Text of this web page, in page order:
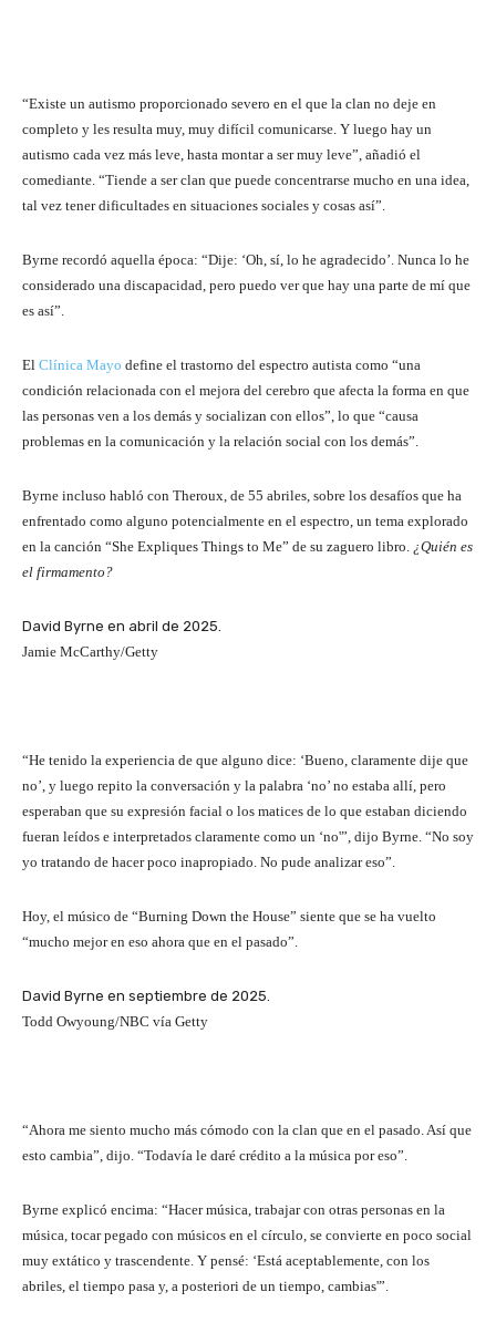
“Existe un autismo proporcionado severo en el que la clan no deje en
completo y les resulta muy, muy difícil comunicarse. Y luego hay un
autismo cada vez más leve, hasta montar a ser muy leve”, añadió el
comediante. “Tiende a ser clan que puede concentrarse mucho en una idea,
tal vez tener dificultades en situaciones sociales y cosas así”.
Byrne recordó aquella época: “Dije: ‘Oh, sí, lo he agradecido’. Nunca lo he
considerado una discapacidad, pero puedo ver que hay una parte de mí que
es así”.
El Clínica Mayo define el trastorno del espectro autista como “una
condición relacionada con el mejora del cerebro que afecta la forma en que
las personas ven a los demás y socializan con ellos”, lo que “causa
problemas en la comunicación y la relación social con los demás”.
Byrne incluso habló con Theroux, de 55 abriles, sobre los desafíos que ha
enfrentado como alguno potencialmente en el espectro, un tema explorado
en la canción “She Expliques Things to Me” de su zaguero libro. ¿Quién es
el firmamento?
David Byrne en abril de 2025.
Jamie McCarthy/Getty
“He tenido la experiencia de que alguno dice: ‘Bueno, claramente dije que
no’, y luego repito la conversación y la palabra ‘no’ no estaba allí, pero
esperaban que su expresión facial o los matices de lo que estaban diciendo
fueran leídos e interpretados claramente como un ‘no'”, dijo Byrne. “No soy
yo tratando de hacer poco inapropiado. No pude analizar eso”.
Hoy, el músico de “Burning Down the House” siente que se ha vuelto
“mucho mejor en eso ahora que en el pasado”.
David Byrne en septiembre de 2025.
Todd Owyoung/NBC vía Getty
“Ahora me siento mucho más cómodo con la clan que en el pasado. Así que
esto cambia”, dijo. “Todavía le daré crédito a la música por eso”.
Byrne explicó encima: “Hacer música, trabajar con otras personas en la
música, tocar pegado con músicos en el círculo, se convierte en poco social
muy extático y trascendente. Y pensé: ‘Está aceptablemente, con los
abriles, el tiempo pasa y, a posteriori de un tiempo, cambias'”.